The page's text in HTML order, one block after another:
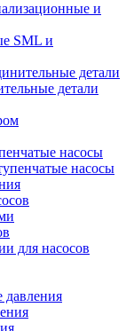
и
SML и
детали
детали
насосы
насосы
для насосов
давления